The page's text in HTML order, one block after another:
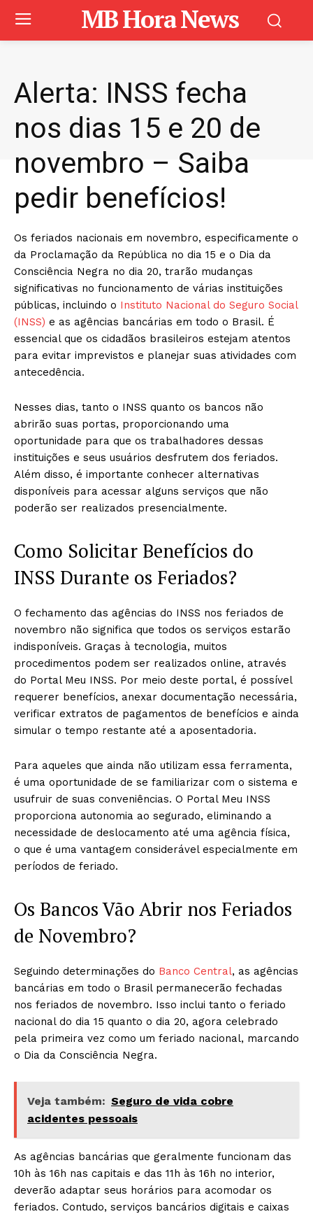
MB Hora News
Alerta: INSS fecha
nos dias 15 e 20 de
novembro – Saiba
pedir benefícios!
Os feriados nacionais em novembro, especificamente o
da Proclamação da República no dia 15 e o Dia da
Consciência Negra no dia 20, trarão mudanças
significativas no funcionamento de várias instituições
públicas, incluindo o Instituto Nacional do Seguro Social
(INSS) e as agências bancárias em todo o Brasil. É
essencial que os cidadãos brasileiros estejam atentos
para evitar imprevistos e planejar suas atividades com
antecedência.
Nesses dias, tanto o INSS quanto os bancos não
abrirão suas portas, proporcionando uma
oportunidade para que os trabalhadores dessas
instituições e seus usuários desfrutem dos feriados.
Além disso, é importante conhecer alternativas
disponíveis para acessar alguns serviços que não
poderão ser realizados presencialmente.
Como Solicitar Benefícios do
INSS Durante os Feriados?
O fechamento das agências do INSS nos feriados de
novembro não significa que todos os serviços estarão
indisponíveis. Graças à tecnologia, muitos
procedimentos podem ser realizados online, através
do Portal Meu INSS. Por meio deste portal, é possível
requerer benefícios, anexar documentação necessária,
verificar extratos de pagamentos de benefícios e ainda
simular o tempo restante até a aposentadoria.
Para aqueles que ainda não utilizam essa ferramenta,
é uma oportunidade de se familiarizar com o sistema e
usufruir de suas conveniências. O Portal Meu INSS
proporciona autonomia ao segurado, eliminando a
necessidade de deslocamento até uma agência física,
o que é uma vantagem considerável especialmente em
períodos de feriado.
Os Bancos Vão Abrir nos Feriados
de Novembro?
Seguindo determinações do Banco Central, as agências
bancárias em todo o Brasil permanecerão fechadas
nos feriados de novembro. Isso inclui tanto o feriado
nacional do dia 15 quanto o dia 20, agora celebrado
pela primeira vez como um feriado nacional, marcando
o Dia da Consciência Negra.
Veja também: Seguro de vida cobre
acidentes pessoais
As agências bancárias que geralmente funcionam das
10h às 16h nas capitais e das 11h às 16h no interior,
deverão adaptar seus horários para acomodar os
feriados. Contudo, serviços bancários digitais e caixas